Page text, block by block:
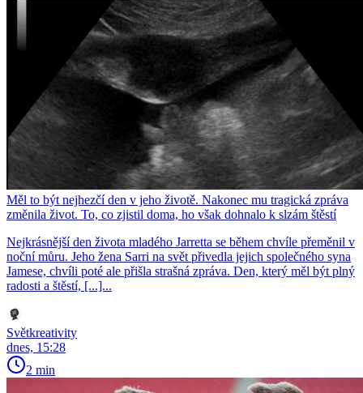
Měl to být nejhezčí den v jeho životě. Nakonec mu tragická zpráva
změnila život. To, co zjistil doma, ho však dohnalo k slzám štěstí
Nejkrásnější den života mladého Jarretta se během chvíle přeměnil v
noční můru. Jeho žena Sarri na svět přivedla jejich společného syna
Jamese, chvíli poté ale přišla strašná zpráva. Den, který měl být plný
radosti a štěstí, [...]...
Světkreativity
dnes, 15:28
2 min